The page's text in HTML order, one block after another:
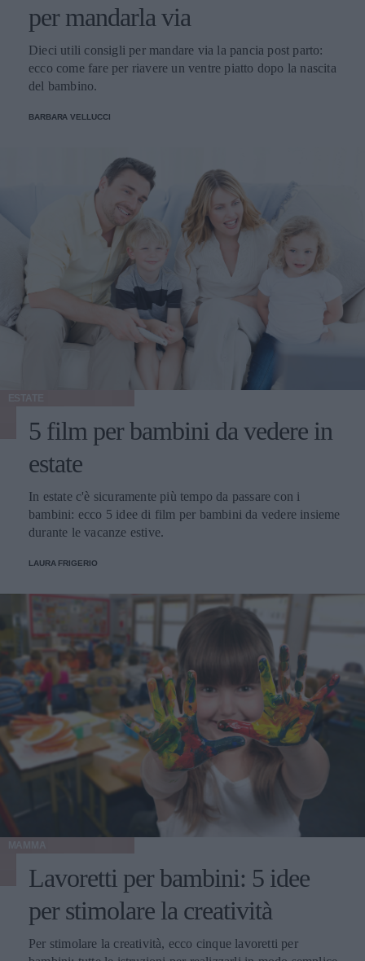
per mandarla via
Dieci utili consigli per mandare via la pancia post parto:
ecco come fare per riavere un ventre piatto dopo la nascita
del bambino.
BARBARA VELLUCCI
5 film per bambini da vedere in
estate
In estate c'è sicuramente più tempo da passare con i
bambini: ecco 5 idee di film per bambini da vedere insieme
durante le vacanze estive.
LAURA FRIGERIO
Lavoretti per bambini: 5 idee
per stimolare la creatività
Per stimolare la creatività, ecco cinque lavoretti per